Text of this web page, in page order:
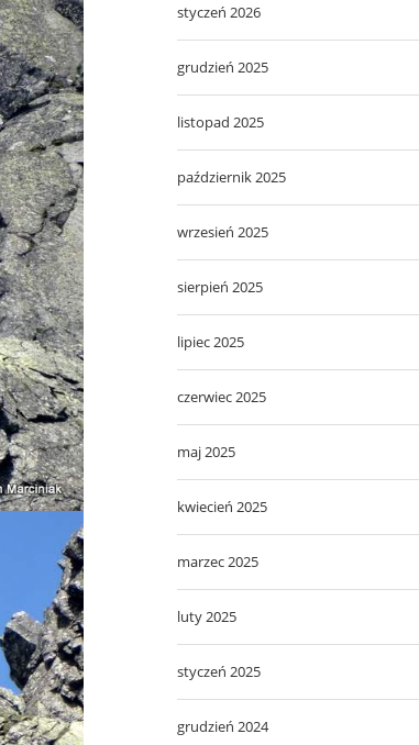
styczeń 2026
grudzień 2025
listopad 2025
październik 2025
wrzesień 2025
sierpień 2025
lipiec 2025
czerwiec 2025
maj 2025
kwiecień 2025
marzec 2025
luty 2025
styczeń 2025
grudzień 2024